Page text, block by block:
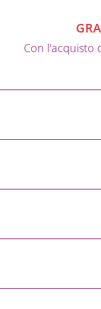
Con l'acquisto